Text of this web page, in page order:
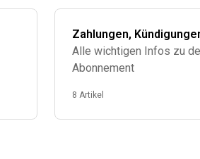
Zahlungen,
Rückerstattungen &
Alle wichtigen Infos zu
Abonnement
8 Artikel